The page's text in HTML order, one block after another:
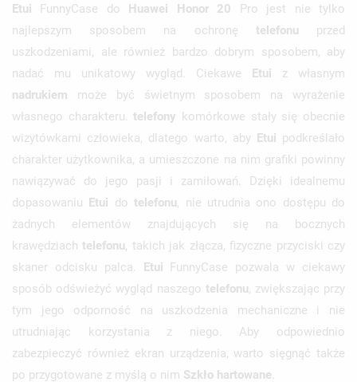
Etui FunnyCase do Huawei Honor 20 Pro jest nie tylko
najlepszym sposobem na ochronę telefonu przed
uszkodzeniami, ale również bardzo dobrym sposobem, aby
nadać mu unikatowy wygląd. Ciekawe Etui z własnym
nadrukiem może być świetnym sposobem na wyrażenie
własnego charakteru.telefony komórkowe stały się obecnie
wizytówkami człowieka, dlatego warto, aby Etui podkreślało
charakter użytkownika, a umieszczone na nim grafiki powinny
nawiązywać do jego pasji i zamiłowań. Dzięki idealnemu
dopasowaniu Etui dotelefonu, nie utrudnia ono dostępu do
żadnych elementów znajdujących się na bocznych
krawędziachtelefonu, takich jak złącza, fizyczne przyciski czy
skaner odcisku palca. Etui FunnyCase pozwala w ciekawy
sposób odświeżyć wygląd naszego telefonu, zwiększając przy
tym jego odporność na uszkodzenia mechaniczne i nie
utrudniając korzystania z niego. Aby odpowiednio
zabezpieczyć również ekran urządzenia, warto sięgnąć także
po przygotowane z myślą o nim Szkło hartowane